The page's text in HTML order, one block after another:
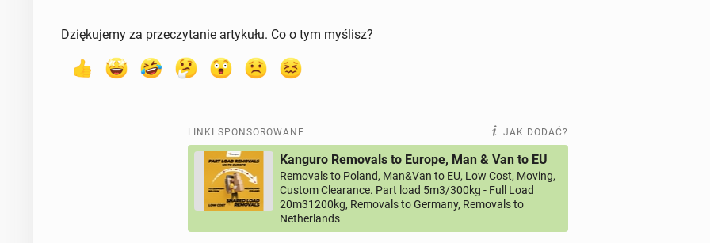
Dziękujemy za przeczytanie artykułu. Co o tym myślisz?
LINKI SPONSOROWANE JAK DODAĆ?
Kanguro Removals to Europe, Man & Van to EU
Removals to Poland, Man&Van to EU, Low Cost, Moving,
Custom Clearance. Part load 5m3/300kg - Full Load
20m31200kg, Removals to Germany, Removals to
Netherlands